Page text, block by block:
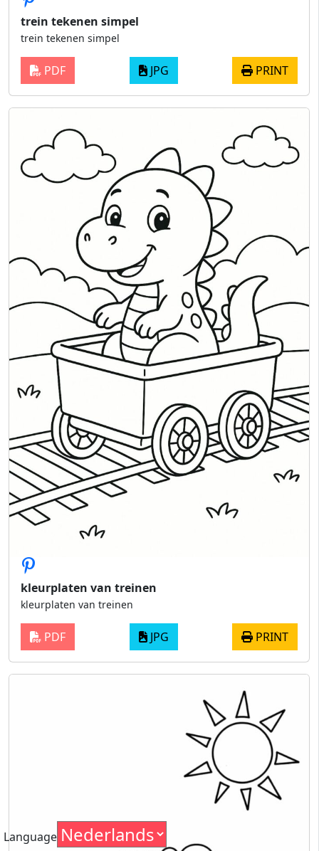
trein tekenen simpel
trein tekenen simpel
PDF JPG PRINT
kleurplaten van treinen
kleurplaten van treinen
PDF JPG PRINT
Language